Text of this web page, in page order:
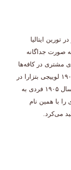
در تورین ایتالیا
صورت جداگانه
مشتری در کافه‌ها
و بارها ساخته نشده بود. هفده سال بعد، در سال ۱۹۰۱ لوییجی بتزارا در
میلان ایتالیا این دستگاه را بهبود بخشید. سپس در سال ۱۹۰۵ فردی به
را با همین نام
می‌کرد.